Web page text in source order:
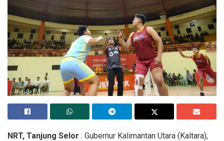
NRT, Tanjung Selor : Gubernur Kalimantan Utara (Kaltara),